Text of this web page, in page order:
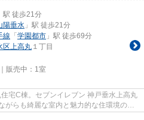
駅 徒歩21分
陽垂水 」駅 徒歩21分
線 「 学園都市 」駅 徒歩69分
区上高丸 １丁目
販売中： 1室
宅C棟。セブンイレブン 神戸垂水上高丸
がらも綺麗な室内と魅力的な住環境のマ